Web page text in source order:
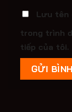
Lưu tên
trong trình
tiếp của tôi.